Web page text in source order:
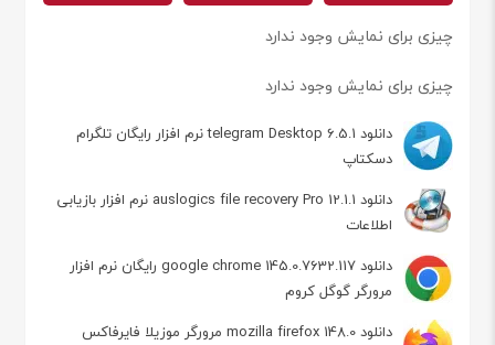
چیزی برای نمایش وجود ندارد
چیزی برای نمایش وجود ندارد
دانلود telegram Desktop 6.5.1 نرم افزار رایگان تلگرام
دسکتاپ
دانلود auslogics file recovery Pro 12.1.1 نرم افزار بازیابی
اطلاعات
دانلود google chrome 145.0.7632.117 رایگان نرم افزار
مرورگر گوگل کروم
دانلود mozilla firefox 148.0 مرورگر موزیلا فایرفاکس